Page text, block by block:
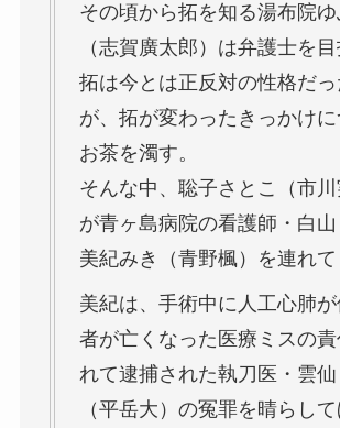
その頃から拓を知る湯布院
（志賀廣太郎）は弁護士を
拓は今とは正反対の性格だ
が、拓が変わったきっかけ
お茶を濁す。
そんな中、聡子さとこ（市川
が青ヶ島病院の看護師・白山
美紀みき（青野楓）を連れて
美紀は、手術中に人工心肺
者が亡くなった医療ミスの
れて逮捕された執刀医・雲
（平岳大）の冤罪を晴らし